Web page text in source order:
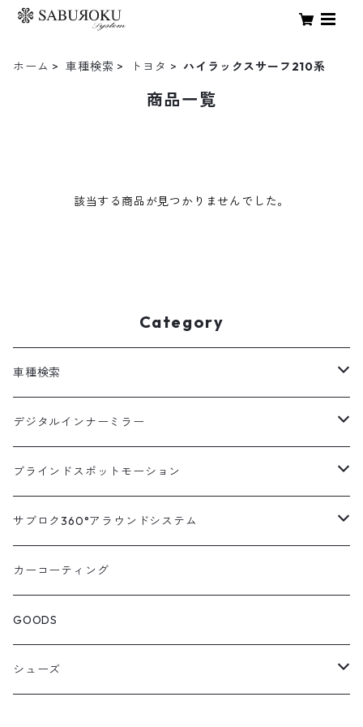
ホーム 車種検索 トヨタ ハイラックスサーフ210系
商品一覧
該当する商品が見つかりませんでした。
Category
車種検索
汎用
トヨタ
ハイエース200系
アルファード・ヴェルファイア30系
ニッサン
エルグランドE52系
エルグランドE51系
ホンダ
オデッセイRC系
オデッセイRB系
マツダ
ダイハツ
デジタルインナーミラー
汎用キット
車種別対応キット
トヨタ
ニッサン
オプション
交換アーム付きキット
ブラインドスポットモーション
汎用キット
車種別ミラー付セット
ON/OFFスイッチ
オプション
サブロク360°アラウンドシステム
アラウンドシステム本体
オプション
カーコーティング
GOODS
シューズ